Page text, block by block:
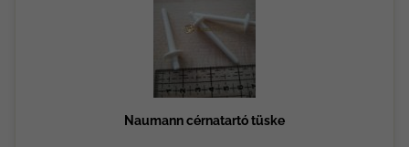
Naumann cérnatartó tüske